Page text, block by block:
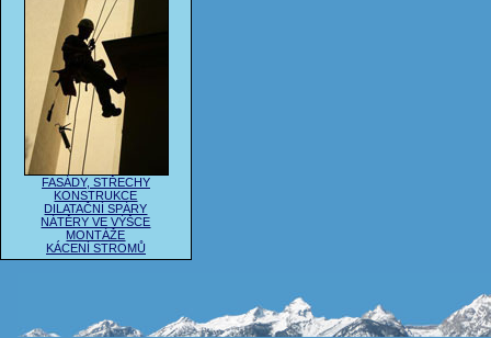
FASÁDY, STŘECHY
KONSTRUKCE
DILATAČNÍ SPÁRY
NÁTĚRY VE VÝŠCE
MONTÁŽE
KÁCENÍ STROMŮ